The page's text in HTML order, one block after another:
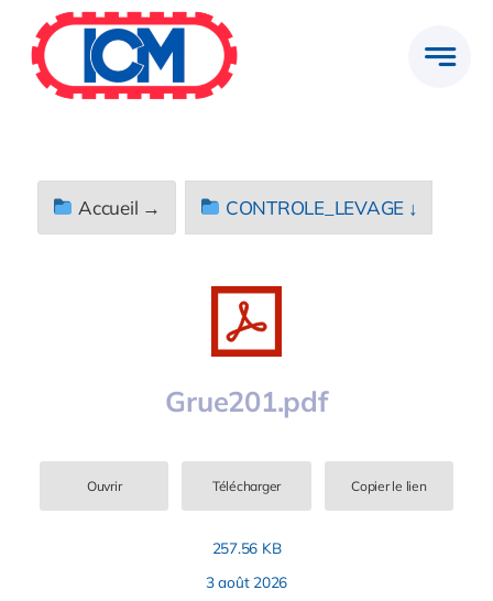
contenu
Accueil → CONTROLE_LEVAGE ↓
Grue201.pdf
Ouvrir Télécharger Copier le lien
257.56 KB
3 août 2026